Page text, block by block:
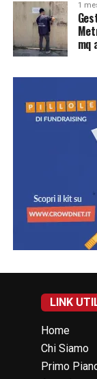
1
mq
LINK
Home
Chi Siamo
Primo